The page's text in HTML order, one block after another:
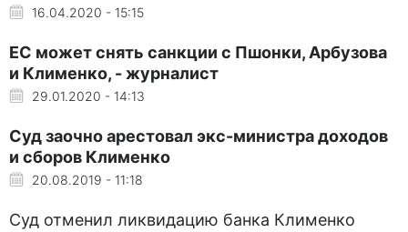
16.04.2020 - 15:15
ЕС может снять санкции с Пшонки, Арбузова
и Клименко, - журналист
29.01.2020 - 14:13
Суд заочно арестовал экс-министра доходов
и сборов Клименко
20.08.2019 - 11:18
Суд отменил ликвидацию банка Клименко